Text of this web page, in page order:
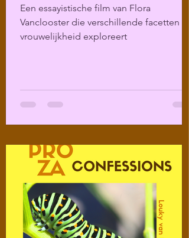
Een essayistische film van Flora
Vanclooster die verschillende facetten
vrouwelijkheid exploreert